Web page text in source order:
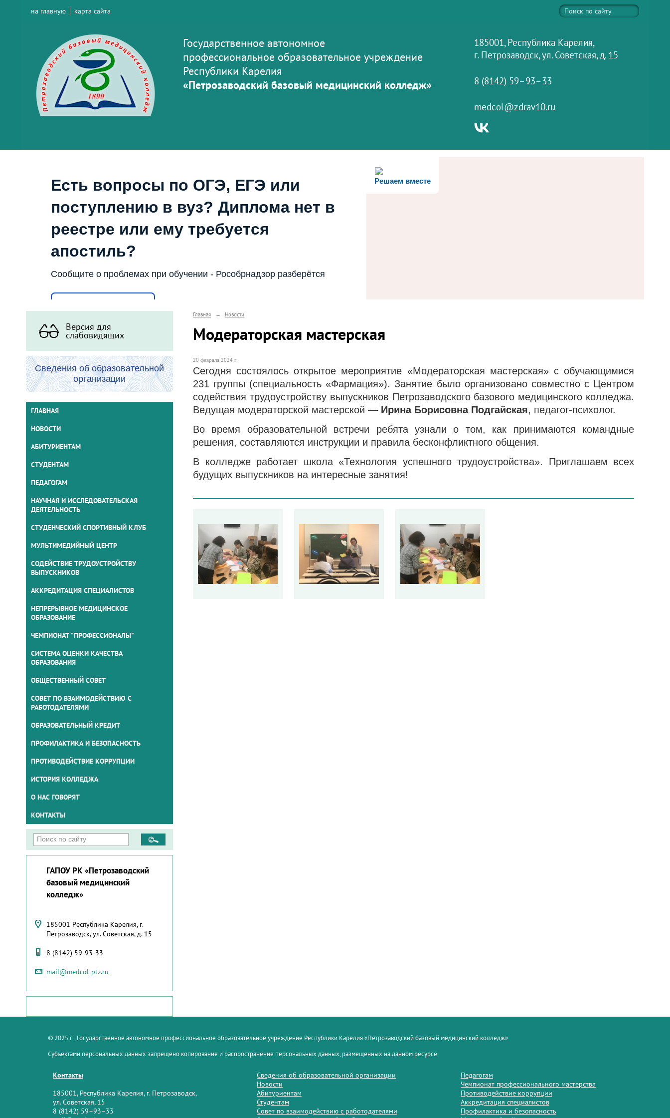
на главную карта сайта
Государственное автономное
профессиональное образовательное учреждение
Республики Карелия
«Петрозаводский базовый медицинский колледж»
185001, Республика Карелия,
г. Петрозаводск, ул. Советская, д. 15
8 (8142) 59–93–33
medcol@zdrav10.ru
Решаем вместе
Есть вопросы по ОГЭ, ЕГЭ или
поступлению в вуз? Диплома нет в
реестре или ему требуется
апостиль?
Сообщите о проблемах при обучении - Рособрнадзор разберётся
Версия для
слабовидящих
Сведения об образовательной
организации
ГЛАВНАЯ
НОВОСТИ
АБИТУРИЕНТАМ
СТУДЕНТАМ
ПЕДАГОГАМ
НАУЧНАЯ И ИССЛЕДОВАТЕЛЬСКАЯ
ДЕЯТЕЛЬНОСТЬ
СТУДЕНЧЕСКИЙ СПОРТИВНЫЙ КЛУБ
МУЛЬТИМЕДИЙНЫЙ ЦЕНТР
СОДЕЙСТВИЕ ТРУДОУСТРОЙСТВУ
ВЫПУСКНИКОВ
АККРЕДИТАЦИЯ СПЕЦИАЛИСТОВ
НЕПРЕРЫВНОЕ МЕДИЦИНСКОЕ
ОБРАЗОВАНИЕ
ЧЕМПИОНАТ "ПРОФЕССИОНАЛЫ"
СИСТЕМА ОЦЕНКИ КАЧЕСТВА
ОБРАЗОВАНИЯ
ОБЩЕСТВЕННЫЙ СОВЕТ
СОВЕТ ПО ВЗАИМОДЕЙСТВИЮ С
РАБОТОДАТЕЛЯМИ
ОБРАЗОВАТЕЛЬНЫЙ КРЕДИТ
ПРОФИЛАКТИКА И БЕЗОПАСНОСТЬ
ПРОТИВОДЕЙСТВИЕ КОРРУПЦИИ
ИСТОРИЯ КОЛЛЕДЖА
О НАС ГОВОРЯТ
КОНТАКТЫ
ГАПОУ РК «Петрозаводский
базовый медицинский
колледж»
185001 Республика Карелия, г.
Петрозаводск, ул. Советская, д. 15
8 (8142) 59-93-33
mail@medcol-ptz.ru
Главная → Новости
Модераторская мастерская
20 февраля 2024 г.
Сегодня состоялось открытое мероприятие «Модераторская мастерская» с обучающимися
231 группы (специальность «Фармация»). Занятие было организовано совместно с Центром
содействия трудоустройству выпускников Петрозаводского базового медицинского колледжа.
Ведущая модераторской мастерской — Ирина Борисовна Подгайская, педагог-психолог.
Во время образовательной встречи ребята узнали о том, как принимаются командные
решения, составляются инструкции и правила бесконфликтного общения.
В колледже работает школа «Технология успешного трудоустройства». Приглашаем всех
будущих выпускников на интересные занятия!
© 2025 г., Государственное автономное профессиональное образовательное учреждение Республики Карелия «Петрозаводский базовый медицинский колледж»
Субъектами персональных данных запрещено копирование и распространение персональных данных, размещенных на данном ресурсе.
Контакты
185001, Республика Карелия, г. Петрозаводск,
ул. Советская, 15
8 (8142) 59–93–33
Сведения об образовательной организации
Новости
Абитуриентам
Студентам
Совет по взаимодействию с работодателями
Педагогам
Чемпионат профессионального мастерства
Противодействие коррупции
Аккредитация специалистов
Профилактика и безопасность